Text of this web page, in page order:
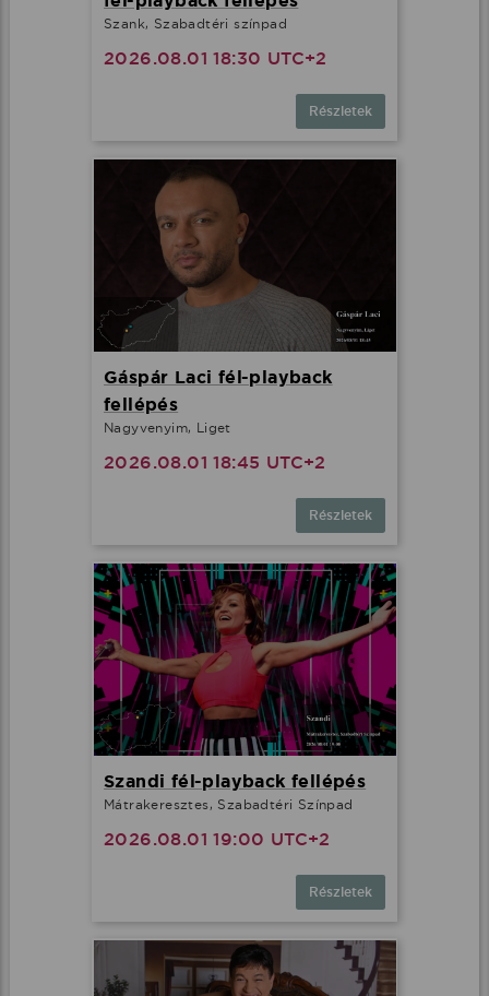
Szank, Szabadtéri színpad
2026.08.01 18:30 UTC+2
Részletek
Gáspár Laci fél-playback
fellépés
Nagyvenyim, Liget
2026.08.01 18:45 UTC+2
Részletek
Szandi fél-playback fellépés
Mátrakeresztes, Szabadtéri Színpad
2026.08.01 19:00 UTC+2
Részletek